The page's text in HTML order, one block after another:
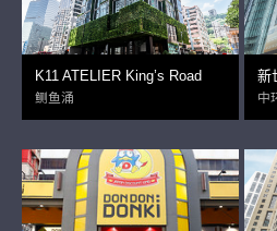
K11 ATELIER King’s Road
鲗鱼涌
新
中